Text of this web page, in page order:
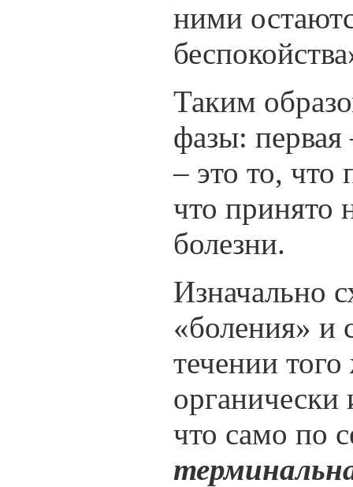
ними
Таким
фазы: первая
– это то, что
что принято
болезни.
Изначально
«боления» и
течении
органически
что само по